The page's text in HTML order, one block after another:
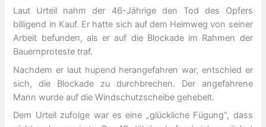
Laut Urteil nahm der 46-Jährige den Tod des Opfers
billigend in Kauf. Er hatte sich auf dem Heimweg von seiner
Arbeit befunden, als er auf die Blockade im Rahmen der
Bauernproteste traf.
Nachdem er laut hupend herangefahren war, entschied er
sich, die Blockade zu durchbrechen. Der angefahrene
Mann wurde auf die Windschutzscheibe gehebelt.
Dem Urteil zufolge war es eine „glückliche Fügung“, dass